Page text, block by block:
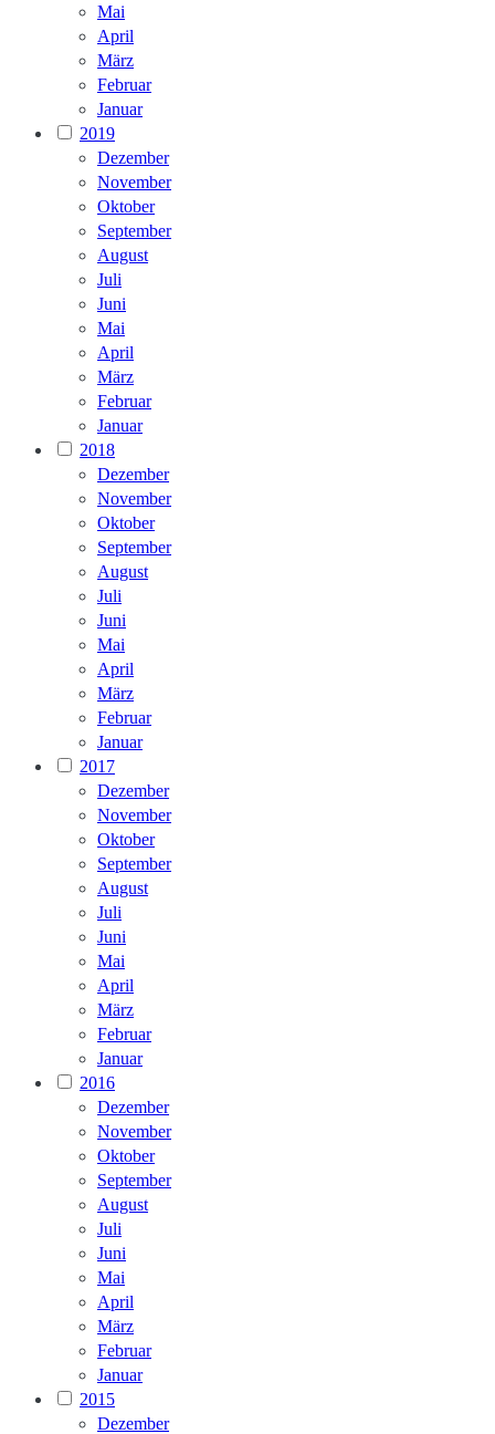
Mai
April
März
Februar
Januar
2019
Dezember
November
Oktober
September
August
Juli
Juni
Mai
April
März
Februar
Januar
2018
Dezember
November
Oktober
September
August
Juli
Juni
Mai
April
März
Februar
Januar
2017
Dezember
November
Oktober
September
August
Juli
Juni
Mai
April
März
Februar
Januar
2016
Dezember
November
Oktober
September
August
Juli
Juni
Mai
April
März
Februar
Januar
2015
Dezember